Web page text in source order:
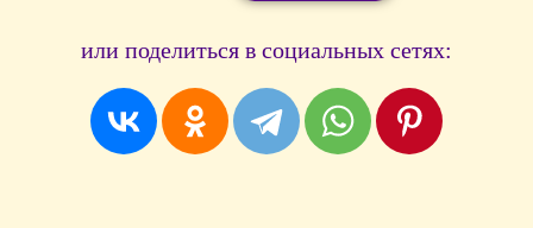
или поделиться в социальных сетях: